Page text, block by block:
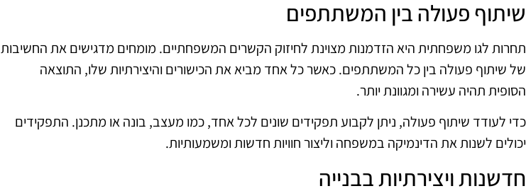
שיתוף פעולה בין המשתתפים
תחרות לגו משפחתית היא הזדמנות מצוינת לחיזוק הקשרים המשפחתיים. מומחים מדגישים את החשיבות
של שיתוף פעולה בין כל המשתתפים. כאשר כל אחד מביא את הכישורים והיצירתיות שלו, התוצאה
הסופית תהיה עשירה ומגוונת יותר.
כדי לעודד שיתוף פעולה, ניתן לקבוע תפקידים שונים לכל אחד, כמו מעצב, בונה או מתכנן. התפקידים
יכולים לשנות את הדינמיקה במשפחה וליצור חוויות חדשות ומשמעותיות.
חדשנות ויצירתיות בבנייה